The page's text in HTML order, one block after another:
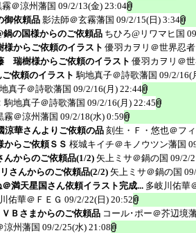
霧＠涼州藩国 09/2/13(金) 23:04
御依頼品 影法師＠玄霧藩国 09/2/15(日) 3:34
鍋の国様からのご依頼品 ちひろ@リワマヒ国
からご依頼のイラスト 優羽カヲリ＠世界忍
瑞樹様からご依頼のイラスト 優羽カヲリ＠
依頼のイラスト 駒地真子＠詩歌藩国 09/2/16(
真子＠詩歌藩国 09/2/16(月) 22:44
駒地真子＠詩歌藩国 09/2/16(月) 22:45
霧＠涼州藩国 09/2/18(水) 0:59
華さんよりご依頼の品 刻生・Ｆ・悠也＠フ
らご依頼ＳＳ 桜城キイチ＠キノウツン藩国
んからのご依頼品(1/2) 矢上ミサ＠鍋の国 09/2/
さんからのご依頼品(2/2) 矢上ミサ＠鍋の国
満天星国さん依頼イラスト完成... 多岐川佑華
佑華＠ＦＥＧ 09/2/22(日) 20:52
Ｂさまからのご依頼品 コール･ポー＠芥辺境
涼州藩国 09/2/25(水) 21:08